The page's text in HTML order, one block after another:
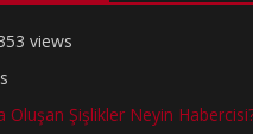
views
Oluşan Şişlikler Neyin